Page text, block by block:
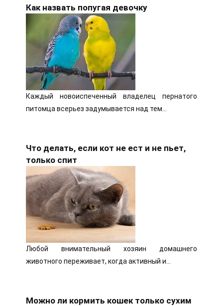
Как назвать попугая девочку
Каждый новоиспеченный владелец пернатого
питомца всерьез задумывается над тем…
Что делать, если кот не ест и не пьет,
только спит
Любой внимательный хозяин домашнего
животного переживает, когда активный и…
Можно ли кормить кошек только сухим